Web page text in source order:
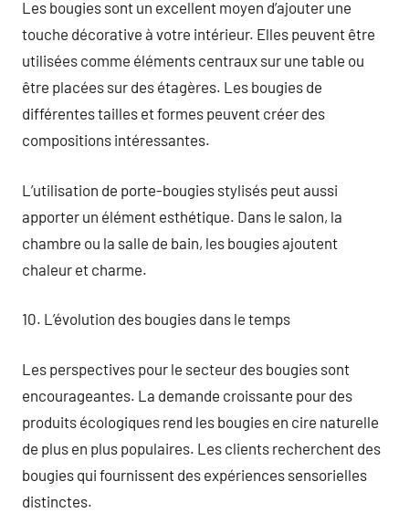
Les bougies sont un excellent moyen d’ajouter une
touche décorative à votre intérieur. Elles peuvent être
utilisées comme éléments centraux sur une table ou
être placées sur des étagères. Les bougies de
différentes tailles et formes peuvent créer des
compositions intéressantes.
L’utilisation de porte-bougies stylisés peut aussi
apporter un élément esthétique. Dans le salon, la
chambre ou la salle de bain, les bougies ajoutent
chaleur et charme.
10. L’évolution des bougies dans le temps
Les perspectives pour le secteur des bougies sont
encourageantes. La demande croissante pour des
produits écologiques rend les bougies en cire naturelle
de plus en plus populaires. Les clients recherchent des
bougies qui fournissent des expériences sensorielles
distinctes.